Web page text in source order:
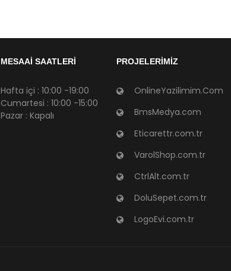
MESAAİ SAATLERİ
Hafta içi : 10:00 -19:00
Cumartesi : 10:00 -15:00
Pazar : Kapalı
PROJELERIMIZ
OnlineYazilimim.Com
BmsMedya.com
Eticarettr.com.tr
VarolShop.com.tr
CtrlAlt.com.tr
DoluSepet.com.tr
LogoEvi.com.tr